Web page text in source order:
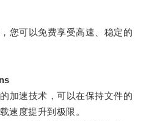
可以免费享受高速、稳定的
速技术，可以在保持文件的
速度提升到极限。